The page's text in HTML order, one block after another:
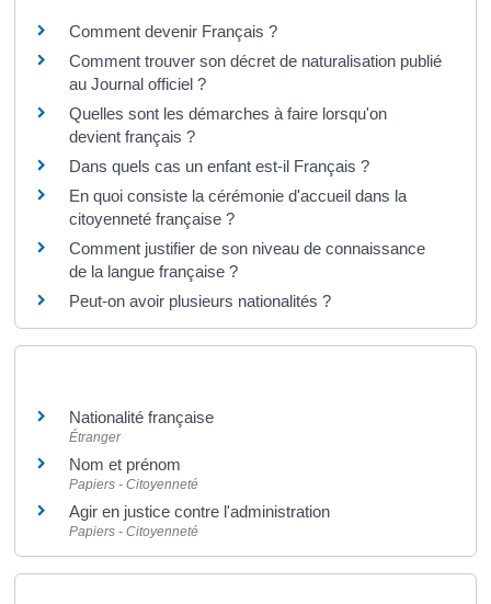
Comment devenir Français ?
Comment trouver son décret de naturalisation publié
au Journal officiel ?
Quelles sont les démarches à faire lorsqu'on
devient français ?
Dans quels cas un enfant est-il Français ?
En quoi consiste la cérémonie d'accueil dans la
citoyenneté française ?
Comment justifier de son niveau de connaissance
de la langue française ?
Peut-on avoir plusieurs nationalités ?
Nationalité française
Étranger
Nom et prénom
Papiers - Citoyenneté
Agir en justice contre l'administration
Papiers - Citoyenneté